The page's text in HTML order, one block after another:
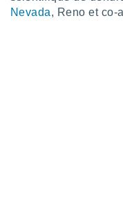
à
Nevada, Reno et co-